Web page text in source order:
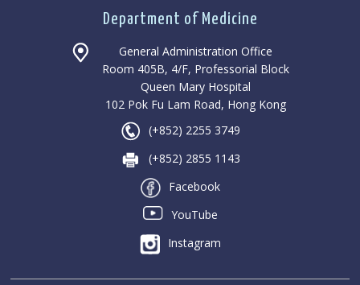
Department of Medicine
General Administration Office
Room 405B, 4/F, Professorial Block
Queen Mary Hospital
102 Pok Fu Lam Road, Hong Kong
(+852) 2255 3749
(+852) 2855 1143
Facebook
YouTube
Instagram